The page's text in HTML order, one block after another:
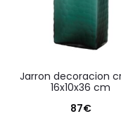
jarron decoracion cristal
16x10x36 cm
87€